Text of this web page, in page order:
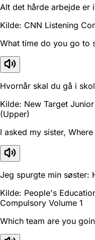
Alt det hårde arbejde er
Kilde: CNN Listening
What time do you go to
Hvornår skal du gå i
Kilde: New Target
(Upper)
I asked my sister,
Jeg spurgte min søster:
Kilde: People's
Compulsory Volume 1
Which team are you